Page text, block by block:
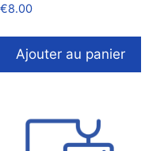
€8.00
Ajouter au panier